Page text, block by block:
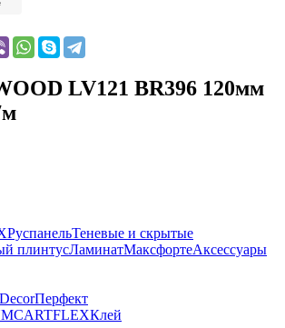
LV121 BR396 120мм
РуспанельТеневые и скрытые
плинтусЛаминатМаксфортеАксессуары
Перфект
ARTFLEXКлей